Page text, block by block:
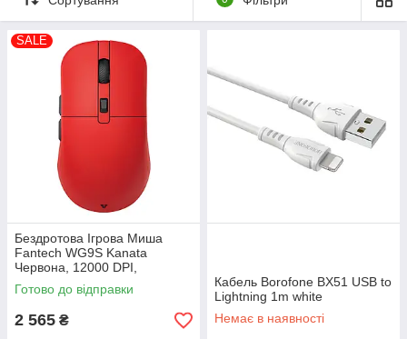
SALE
Бездротова Ігрова Миша
Fantech WG9S Kanata
Червона, 12000 DPI,
бездротова, для ігор та офісу
Готово до відправки
2 565 ₴
Кабель Borofone BX51 USB to
Lightning 1m white
Немає в наявності